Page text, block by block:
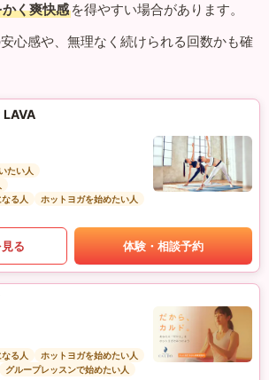
く爽快感 を得やすい場合があります。
心感や、無理なく続けられる回数かも確
LAVA
たい人
る人
ホットヨガを始めたい人
る 体験・相談予約
る人
ホットヨガを始めたい人
グループレッスンで始めたい人